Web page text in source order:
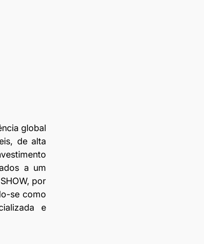
global
de alta
a um
por
se como
e